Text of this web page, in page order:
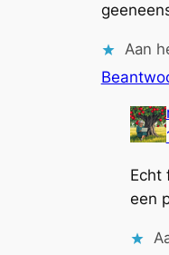
Aan
Echt
een